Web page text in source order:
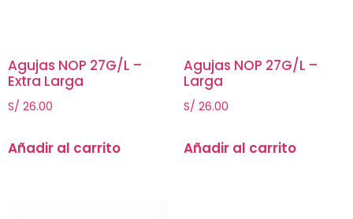
Agujas NOP 27G/L –
Extra Larga
S/ 26.00
Añadir al carrito
Agujas NOP 27G/L –
Larga
S/ 26.00
Añadir al carrito